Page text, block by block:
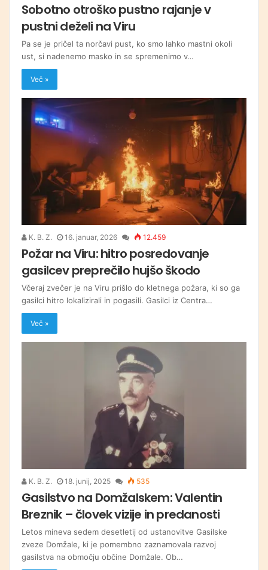
Sobotno otroško pustno rajanje v
pustni deželi na Viru
Pa se je pričel ta norčavi pust, ko smo lahko mastni okoli
ust, si nadenemo masko in se spremenimo v…
Več »
K. B. Z. 16. januar, 2026 12.459
Požar na Viru: hitro posredovanje
gasilcev preprečilo hujšo škodo
Včeraj zvečer je na Viru prišlo do kletnega požara, ki so ga
gasilci hitro lokalizirali in pogasili. Gasilci iz Centra…
Več »
K. B. Z. 18. junij, 2025 535
Gasilstvo na Domžalskem: Valentin
Breznik – človek vizije in predanosti
Letos mineva sedem desetletij od ustanovitve Gasilske
zveze Domžale, ki je pomembno zaznamovala razvoj
gasilstva na območju občine Domžale. Ob…